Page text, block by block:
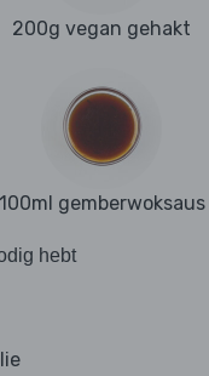
200g vegan gehakt
100ml gemberwoksaus
hebt